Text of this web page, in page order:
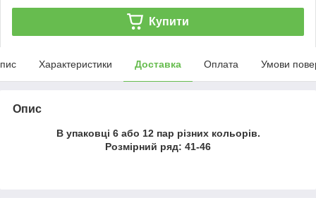
Купити
Характеристики Доставка Оплата Умови
Опис
В упаковці 6 або 12 пар різних кольорів.
Розмірний ряд: 41-46